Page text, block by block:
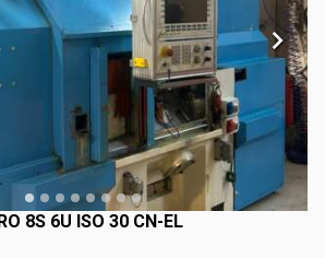
8S 6U ISO 30 CN-EL